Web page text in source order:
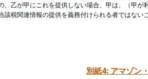
、乙が甲にこれを提供しない場合、甲は、（甲
該税関連情報の提供を義務付けられる者ではな
別紙4: アマゾン